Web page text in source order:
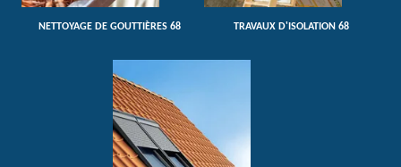
NETTOYAGE DE GOUTTIÈRES 68 TRAVAUX D'ISOLATION 68